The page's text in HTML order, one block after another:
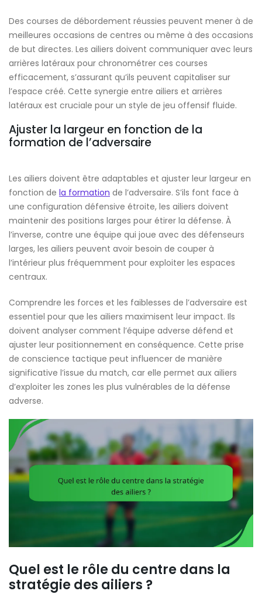
Des courses de débordement réussies peuvent mener à de
meilleures occasions de centres ou même à des occasions
de but directes. Les ailiers doivent communiquer avec leurs
arrières latéraux pour chronométrer ces courses
efficacement, s’assurant qu’ils peuvent capitaliser sur
l’espace créé. Cette synergie entre ailiers et arrières
latéraux est cruciale pour un style de jeu offensif fluide.
Ajuster la largeur en fonction de la
formation de l’adversaire
Les ailiers doivent être adaptables et ajuster leur largeur en
fonction de la formation de l’adversaire. S’ils font face à
une configuration défensive étroite, les ailiers doivent
maintenir des positions larges pour étirer la défense. À
l’inverse, contre une équipe qui joue avec des défenseurs
larges, les ailiers peuvent avoir besoin de couper à
l’intérieur plus fréquemment pour exploiter les espaces
centraux.
Comprendre les forces et les faiblesses de l’adversaire est
essentiel pour que les ailiers maximisent leur impact. Ils
doivent analyser comment l’équipe adverse défend et
ajuster leur positionnement en conséquence. Cette prise
de conscience tactique peut influencer de manière
significative l’issue du match, car elle permet aux ailiers
d’exploiter les zones les plus vulnérables de la défense
adverse.
Quel est le rôle du centre dans la
stratégie des ailiers ?